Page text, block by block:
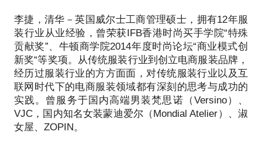
环节中尤其关键，有效的数据分析能够帮助买手进行
理性决策；
如何做一份有意义的商品企划书——商品企划是品牌
经营的核心，需要理性的分析与结构，站在行销角度
推出具有行销力商品的行销企划概念，能够为企业的
近期经营目标及长期发展战略提供帮助；
视觉营销与形象策略——视觉营销的核心是，体现产
品在同类产品中的特点打造产品的“注意力”，视觉营
销关键点在于店铺整体设计和宝贝详情页的完善，充
起你的服装项目？需要规避哪些风险？如何进行人员
配置？
我可以与你一起分享：
如何根据消费者的需求改造线上线下购物流程；
如何在红海中理性分析市场、竞争对手，找到属于自
己的定位；
如何与工厂、供应商进行合作，优化供应链；
如何打造吸引眼球的视觉页面、提升转化率；
如何选择适合自己的平台运营：天猫、京东、唯品
常用的商品分析指标是什么？
什么是商品分析逻辑？
常用的商品分析方法有哪些？
如何对商品库存进行管理？
电商品牌的电商数据分析指标有哪些？电子商务有传
统零售数据分析的区别是什么？
在精细化管理的过程中，数据已经成为企业竞争力
的“核心”。由于时间有限，在以上销售、商品、电商
李捷，清华－英国威尔士工商管理硕士，拥有12年服
装行业从业经验，曾荣获IFB香港时尚买手学院“特殊
贡献奖”、牛顿商学院2014年度时尚论坛“商业模式创
新奖“等奖项。从传统服装行业到创立电商服装品牌，
经历过服装行业的方方面面，对传统服装行业以及互
联网时代下的电商服装领域都有深刻的思考与成功的
实践。曾服务于国内高端男装梵思诺（Versino）、
VJC，国内知名女装蒙迪爱尔（Mondial Atelier）、淑
女屋、ZOPIN。